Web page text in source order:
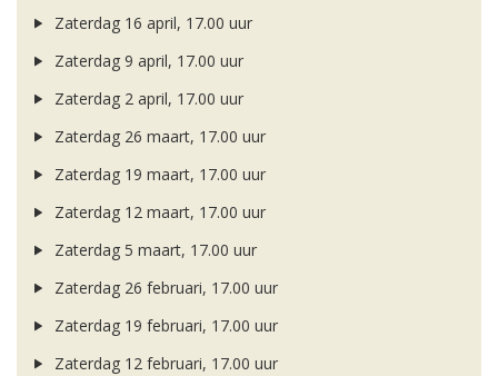
Zaterdag 16 april, 17.00 uur
Zaterdag 9 april, 17.00 uur
Zaterdag 2 april, 17.00 uur
Zaterdag 26 maart, 17.00 uur
Zaterdag 19 maart, 17.00 uur
Zaterdag 12 maart, 17.00 uur
Zaterdag 5 maart, 17.00 uur
Zaterdag 26 februari, 17.00 uur
Zaterdag 19 februari, 17.00 uur
Zaterdag 12 februari, 17.00 uur